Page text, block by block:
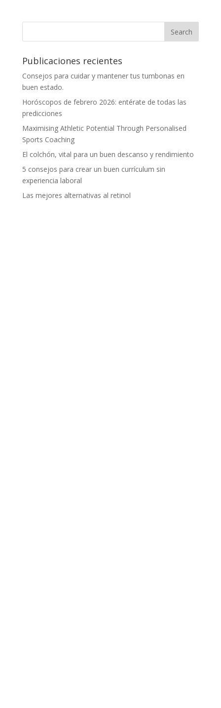
Publicaciones recientes
Consejos para cuidar y mantener tus tumbonas en
buen estado.
Horóscopos de febrero 2026: entérate de todas las
predicciones
Maximising Athletic Potential Through Personalised
Sports Coaching
El colchón, vital para un buen descanso y rendimiento
5 consejos para crear un buen currículum sin
experiencia laboral
Las mejores alternativas al retinol